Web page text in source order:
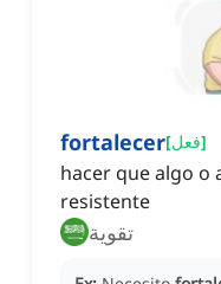
fortalecer[فعل]
hacer que algo o
resistente
تقوية